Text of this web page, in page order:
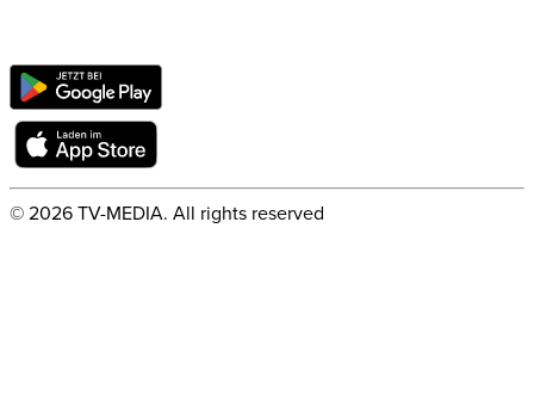
© 2026 TV-MEDIA. All rights reserved